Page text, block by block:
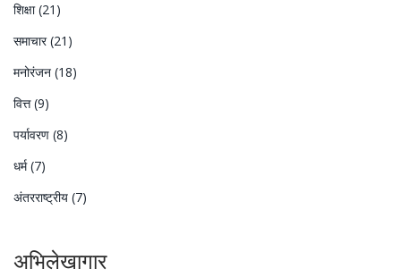
शिक्षा(21)
समाचार(21)
मनोरंजन (18)
वित्त(9)
पर्यावरण (8)
धर्म(7)
अंतरराष्ट्रीय (7)
अभिलेखागार